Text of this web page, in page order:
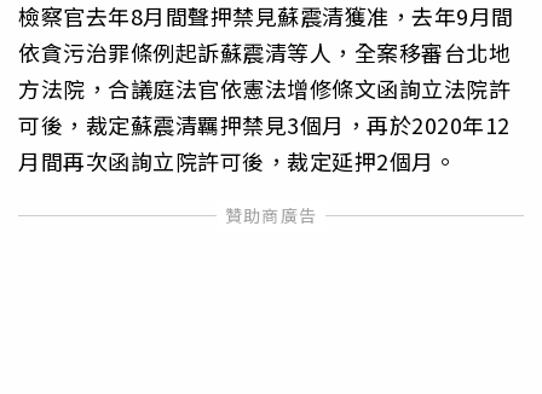
檢察官去年8月間聲押禁見蘇震清獲准，去年9月間
依貪污治罪條例起訴蘇震清等人，全案移審台北地
方法院，合議庭法官依憲法增修條文函詢立法院許
可後，裁定蘇震清羈押禁見3個月，再於2020年12
月間再次函詢立院許可後，裁定延押2個月。